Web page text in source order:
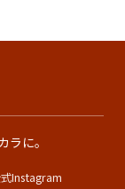
に。
Instagram